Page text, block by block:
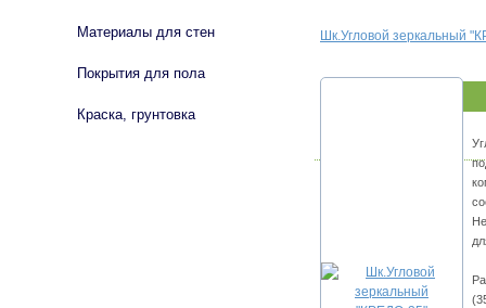
Шк.Угловой зеркальный
Материалы для стен
Покрытия для пола
Краска, грунтовка